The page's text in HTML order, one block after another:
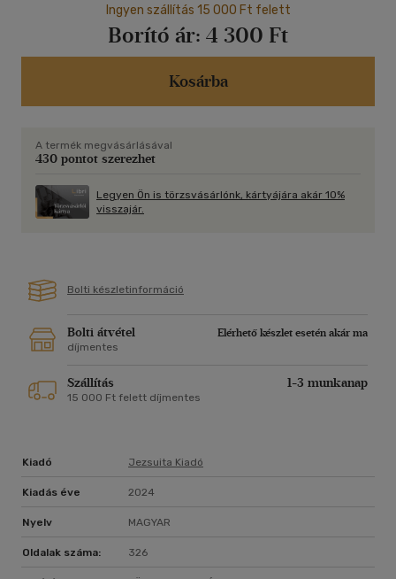
megbízható választ adni. Lehatárolt és történelmi
nézőpontunk legfeljebb csak az igényes útkeresést teszi
lehetővé. Magabiztos válaszok helyett be kell érnünk a
keresés méltóságával. Patsch Ferenc SJ új könyvének a célja
ezért a vitaindítás, sőt olykor a provokáció. Az írás során a
rossz néven.
Ingyen szállítás 15 000 Ft felett
Borító ár: 4 300 Ft
Kosárba
A termék megvásárlásával
430 pontot szerezhet
Legyen Ön is törzsvásárlónk, kártyájára akár 10%
visszajár.
Bolti készletinformáció
Bolti átvétel
Elérhető készlet esetén akár ma
díjmentes
Szállítás 1-3 munkanap
15 000 Ft felett díjmentes
Kiadó Jezsuita Kiadó
Kiadás éve 2024
Nyelv MAGYAR
Oldalak száma: 326